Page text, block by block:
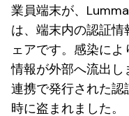
業員端末が、
は、端末内の認証
ェアです。感染に
情報が外部へ流出
連携で発行された
時に盗まれました。